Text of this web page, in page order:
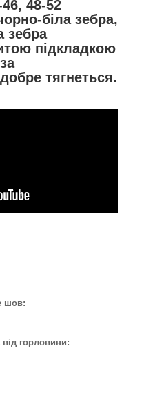
48-52
біла зебра,
зебра
підкладкою
тягнеться.
шов:
горловини: